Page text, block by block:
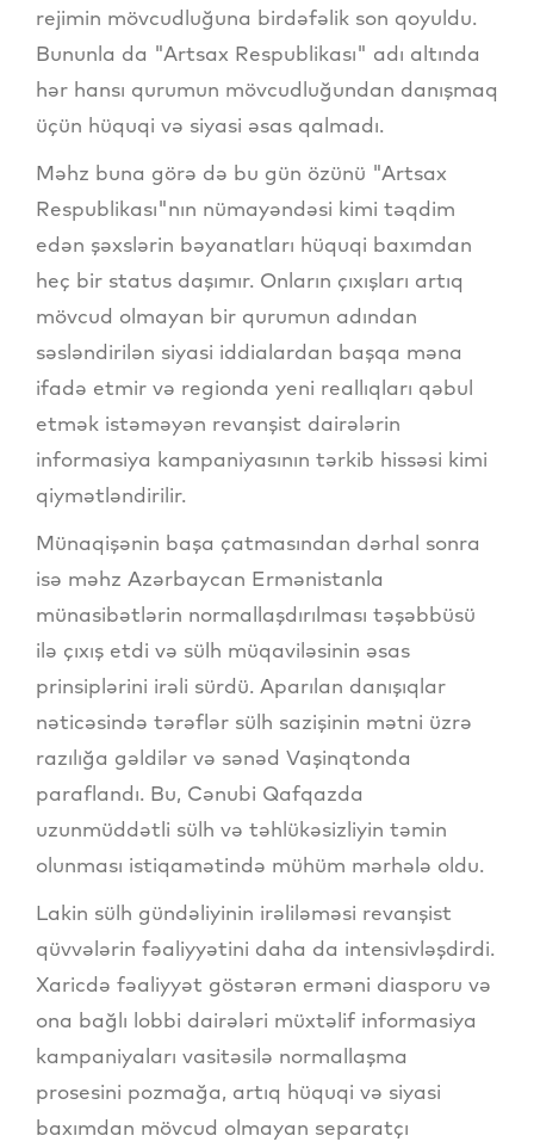
rejimin mövcudluğuna birdəfəlik son qoyuldu.
Bununla da "Artsax Respublikası" adı altında
hər hansı qurumun mövcudluğundan danışmaq
üçün hüquqi və siyasi əsas qalmadı.
Məhz buna görə də bu gün özünü "Artsax
Respublikası"nın nümayəndəsi kimi təqdim
edən şəxslərin bəyanatları hüquqi baxımdan
heç bir status daşımır. Onların çıxışları artıq
mövcud olmayan bir qurumun adından
səsləndirilən siyasi iddialardan başqa məna
ifadə etmir və regionda yeni reallıqları qəbul
etmək istəməyən revanşist dairələrin
informasiya kampaniyasının tərkib hissəsi kimi
qiymətləndirilir.
Münaqişənin başa çatmasından dərhal sonra
isə məhz Azərbaycan Ermənistanla
münasibətlərin normallaşdırılması təşəbbüsü
ilə çıxış etdi və sülh müqaviləsinin əsas
prinsiplərini irəli sürdü. Aparılan danışıqlar
nəticəsində tərəflər sülh sazişinin mətni üzrə
razılığa gəldilər və sənəd Vaşinqtonda
paraflandı. Bu, Cənubi Qafqazda
uzunmüddətli sülh və təhlükəsizliyin təmin
olunması istiqamətində mühüm mərhələ oldu.
Lakin sülh gündəliyinin irəliləməsi revanşist
qüvvələrin fəaliyyətini daha da intensivləşdirdi.
Xaricdə fəaliyyət göstərən erməni diasporu və
ona bağlı lobbi dairələri müxtəlif informasiya
kampaniyaları vasitəsilə normallaşma
prosesini pozmağa, artıq hüquqi və siyasi
baxımdan mövcud olmayan separatçı